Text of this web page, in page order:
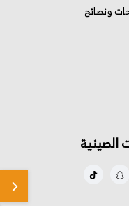
ونصائح
الصينية